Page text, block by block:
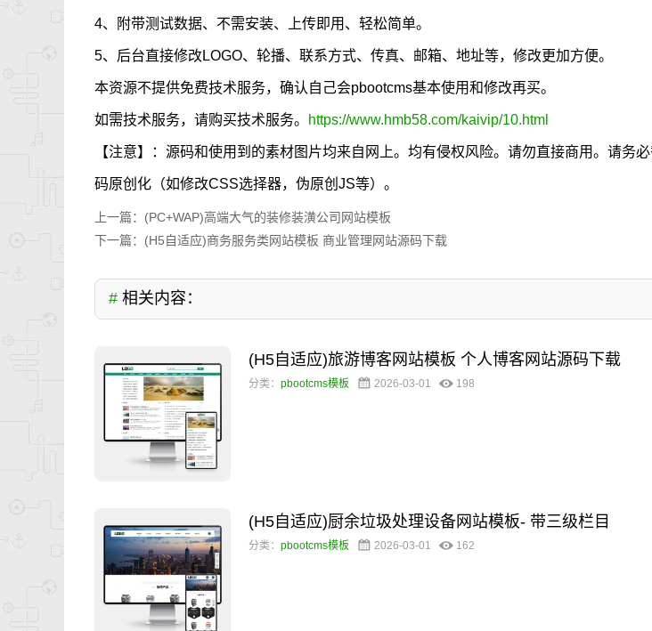
4、附带测试数据、不需安装、上传即用、轻松简单。
5、后台直接修改LOGO、轮播、联系方式、传真、邮箱、地址等，修改更加方便。
本资源不提供免费技术服务，确认自己会pbootcms基本使用和修改再买。
如需技术服务，请购买技术服务。 https://www.hmb58.com/kaivip/10.html
【注意】：源码和使用到的素材图片均来自网上。均有侵权风险。请勿直接商用。请务
码原创化（如修改CSS选择器，伪原创JS等）。
上一篇： (PC+WAP)高端大气的装修装潢公司网站模板
下一篇： (H5自适应)商务服务类网站模板 商业管理网站源码下载
#相关内容：
(H5自适应)旅游博客网站模板 个人博客网站源码下载
分类： pbootcms模板 2026-03-01 198
(H5自适应)厨余垃圾处理设备网站模板- 带三级栏目
分类： pbootcms模板 2026-03-01 162